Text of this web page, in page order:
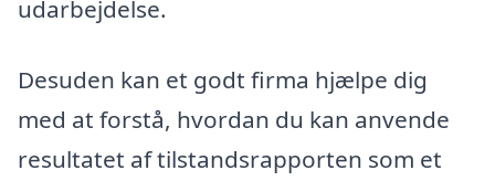
udarbejdelse.
Desuden kan et godt firma hjælpe dig
med at forstå, hvordan du kan anvende
resultatet af tilstandsrapporten som et